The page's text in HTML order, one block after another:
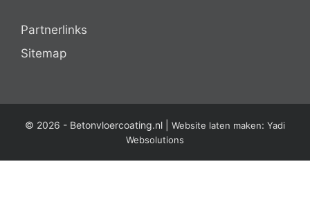
Partnerlinks
Sitemap
© 2026 - Betonvloercoating.nl Website laten maken: Yadi
Websolutions